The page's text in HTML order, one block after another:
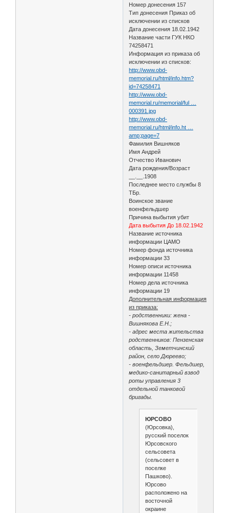
Номер донесения 157
Тип донесения Приказ об
исключении из списков
Дата донесения 18.02.1942
Название части ГУК НКО
74258471
Информация из приказа об
исключении из списков:
http://www.obd-
memorial.ru/html/info.htm?
id=74258471
http://www.obd-
memorial.ru/memorial/ful …
000391.jpg
http://www.obd-
memorial.ru/html/info.ht …
amp;page=7
Фамилия Вишняков
Имя Андрей
Отчество Иванович
Дата рождения/Возраст
__.__.1908
Последнее место службы 8
ТБр.
Воинское звание
военфельдшер
Причина выбытия убит
Дата выбытия До 18.02.1942
Название источника
информации ЦАМО
Номер фонда источника
информации 33
Номер описи источника
информации 11458
Номер дела источника
информации 19
Дополнительная информация
из приказа:
- родственники: жена -
Вишнякова Е.Н.;
- адрес места жительства
родственников: Пензенская
область, Земетчинский
район, село Дюреево;
- военфельдшер. Фельдшер,
медико-санитарный взвод
роты управления 3
отдельной танковой
бригады.
ЮРСОВО
(Юрсовка),
русский поселок
Юрсовского
сельсовета
(сельсовет в
поселке
Пашково).
Юрсово
расположено на
восточной
окраине